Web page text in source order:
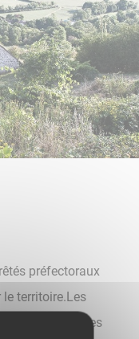
préfectoraux
territoire.Les
réalisés par des